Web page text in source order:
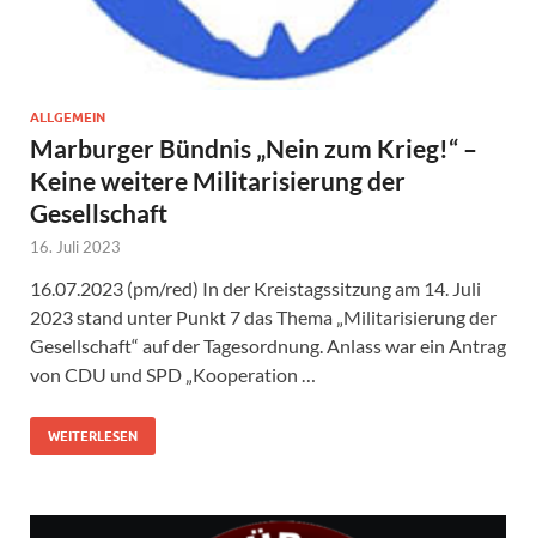
ALLGEMEIN
Marburger Bündnis „Nein zum Krieg!“ –
Keine weitere Militarisierung der
Gesellschaft
16. Juli 2023
16.07.2023 (pm/red) In der Kreistagssitzung am 14. Juli
2023 stand unter Punkt 7 das Thema „Militarisierung der
Gesellschaft“ auf der Tagesordnung. Anlass war ein Antrag
von CDU und SPD „Kooperation …
WEITERLESEN